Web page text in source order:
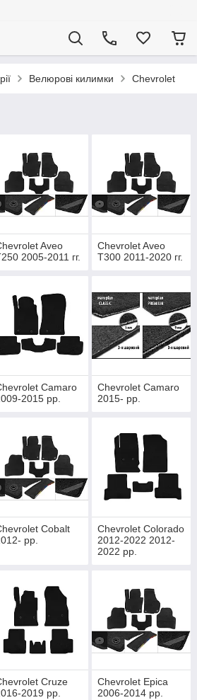
Велюрові килимки Chevrolet
Aveo
2005-2011 гг.
Chevrolet Aveo
T300 2011-2020 гг.
Camaro
2015 рр.
Chevrolet Camaro
2015- рр.
Cobalt
рр.
Chevrolet Colorado
2012-2022 2012-
2022 рр.
Cruze
2019 рр.
Chevrolet Epica
2006-2014 рр.